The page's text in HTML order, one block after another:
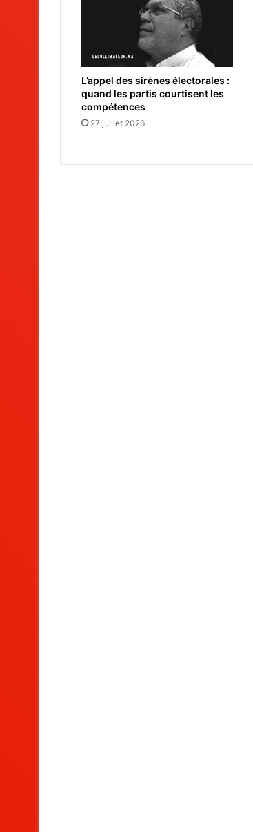
L’appel des sirènes électorales :
quand les partis courtisent les
compétences
27 juillet 2026